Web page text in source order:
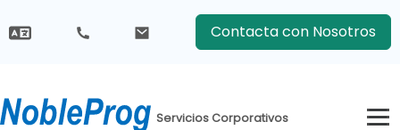
Contacta con Nosotros
Servicios Corporativos